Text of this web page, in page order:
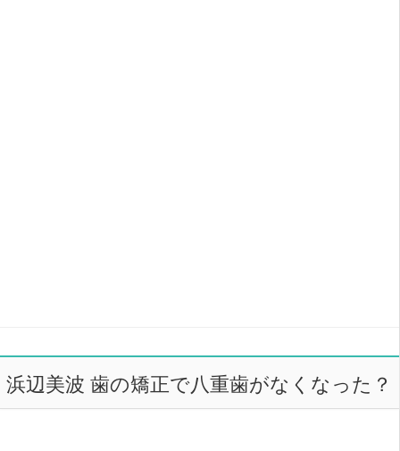
浜辺美波 歯の矯正で八重歯がなくなった？